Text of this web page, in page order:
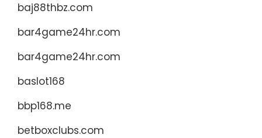
baj88thbz.com
bar4game24hr.com
bar4game24hr.com
baslot168
bbp168.me
betboxclubs.com